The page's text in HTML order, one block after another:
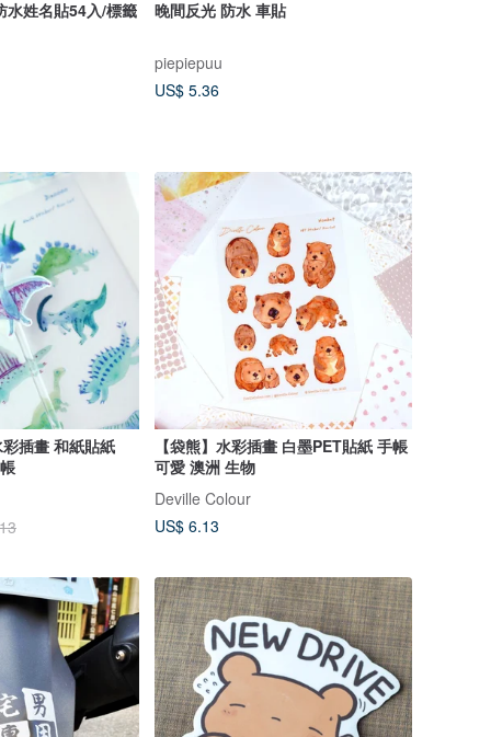
水姓名貼54入/標籤 晚間反光 防水 車貼
piepiepuu
US$ 5.36
插畫 和紙貼紙
【袋熊】水彩插畫 白墨PET貼紙 手帳
可愛 澳洲 生物
Deville Colour
US$ 6.13